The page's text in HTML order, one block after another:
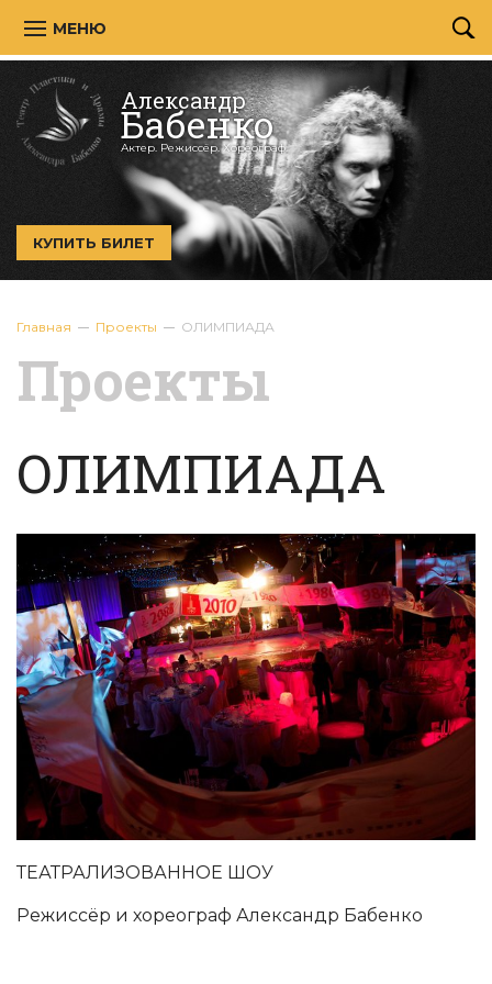
МЕНЮ
Александр
Бабенко
Актер. Режиссёр. Хореограф.
КУПИТЬ БИЛЕТ
Главная Проекты ОЛИМПИАДА
Проекты
ОЛИМПИАДА
ТЕАТРАЛИЗОВАННОЕ ШОУ
Режиссёр и хореограф Александр Бабенко